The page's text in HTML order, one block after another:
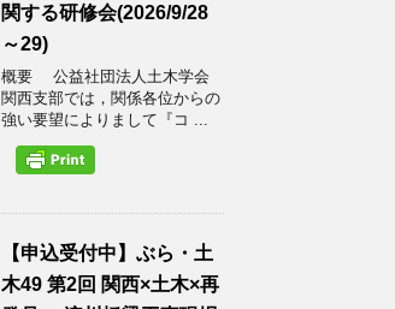
関する研修会(2026/9/28
～29)
概要 公益社団法人土木学会
関西支部では，関係各位からの
強い要望によりまして『コ ...
【申込受付中】ぶら・土
木49 第2回 関西×土木×再